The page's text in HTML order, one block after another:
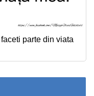
parte din viata